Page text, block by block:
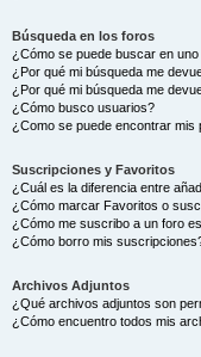
Búsqueda en los foros
¿Cómo se puede buscar en
¿Por qué mi búsqueda me
¿Por qué mi búsqueda me
¿Cómo busco usuarios?
¿Como se puede encontrar
Suscripciones y Favoritos
¿Cuál es la diferencia entre
¿Cómo marcar Favoritos o
¿Cómo me suscribo a un foro
¿Cómo borro mis
Archivos Adjuntos
¿Qué archivos adjuntos son
¿Cómo encuentro todos mis